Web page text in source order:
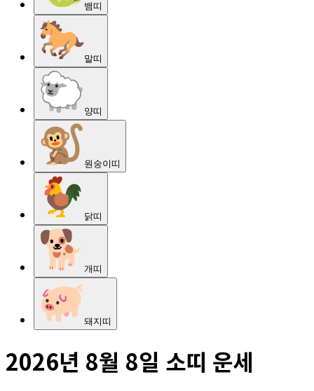
뱀띠
말띠
양띠
원숭이띠
닭띠
개띠
돼지띠
2026년 8월 8일 소띠 운세